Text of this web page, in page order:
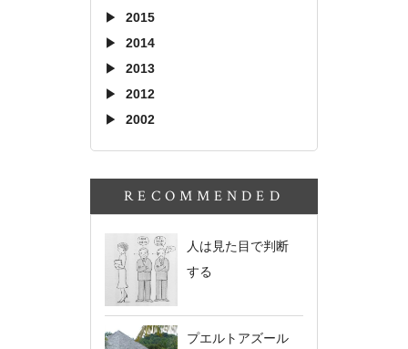
2015
2014
2013
2012
2002
RECOMMENDED
人は見た目で判断
する
プエルトアズール